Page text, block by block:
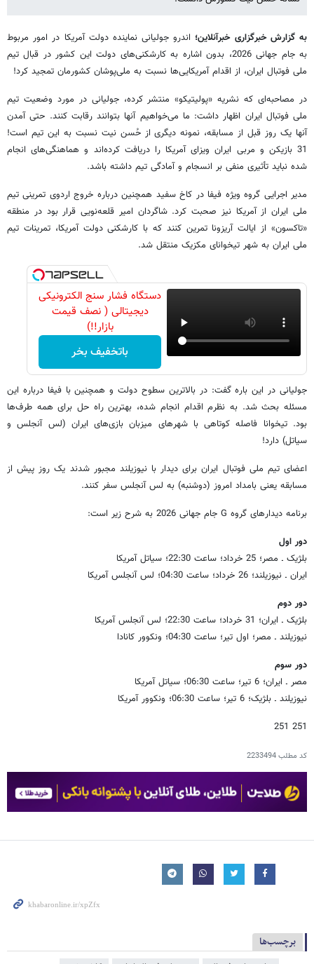
به گزارش خبرگزاری خبرآنلاین؛ اندرو جولیانی نماینده دولت آمریکا در امور مربوط
به جام جهانی 2026، بدون اشاره به کارشکنی‌های دولت این کشور در قبال تیم
ملی فوتبال ایران، از اقدام آمریکایی‌ها نسبت به ملی‌پوشان کشورمان تمجید کرد!
در مصاحبه‌ای که نشریه «پولیتیکو» منتشر کرده، جولیانی در مورد وضعیت تیم
ملی فوتبال ایران اظهار داشت: ما می‌خواهیم آنها بتوانند رقابت کنند. حتی آمدن
آنها یک روز قبل از مسابقه، نمونه دیگری از حُسن نیت نسبت به این تیم است!
31 بازیکن و مربی ایران ویزای آمریکا را دریافت کرده‌اند و هماهنگی‌های انجام
شده نباید تأثیری منفی بر انسجام و آمادگی تیم داشته باشد.
مدیر اجرایی گروه ویژه فیفا در کاخ سفید همچنین درباره خروج اردوی تمرینی تیم
ملی ایران از آمریکا نیز صحبت کرد. شاگردان امیر قلعه‌نویی قرار بود در منطقه
«تاکسون» از ایالت آریزونا تمرین کنند که با کارشکنی دولت آمریکا، تمرینات تیم
ملی ایران به شهر تیخوانای مکزیک منتقل شد.
دستگاه فشار سنج الکترونیکی
دیجیتالی ( نصف قیمت
بازار!!)
باتخفیف بخر
جولیانی در این باره گفت: در بالاترین سطوح دولت و همچنین با فیفا درباره این
مسئله بحث شد. به نظرم اقدام انجام شده، بهترین راه حل برای همه طرف‌ها
بود. تیخوانا فاصله کوتاهی با شهرهای میزبان بازی‌های ایران (لس آنجلس و
سیاتل) دارد!
اعضای تیم ملی فوتبال ایران برای دیدار با نیوزیلند مجبور شدند یک روز پیش از
مسابقه یعنی بامداد امروز (دوشنبه) به لس آنجلس سفر کنند.
برنامه دیدارهای گروه G جام جهانی 2026 به شرح زیر است:
دور اول
بلژیک ـ مصر؛ 25 خرداد؛ ساعت 22:30؛ سیاتل آمریکا
ایران ـ نیوزیلند؛ 26 خرداد؛ ساعت 04:30؛ لس آنجلس آمریکا
دور دوم
بلژیک ـ ایران؛ 31 خرداد؛ ساعت 22:30؛ لس آنجلس آمریکا
نیوزیلند ـ مصر؛ اول تیر؛ ساعت 04:30؛ ونکوور کانادا
دور سوم
مصر ـ ایران؛ 6 تیر؛ ساعت 06:30؛ سیاتل آمریکا
نیوزیلند ـ بلژیک؛ 6 تیر؛ ساعت 06:30؛ ونکوور آمریکا
251 251
کد مطلب2233494
برچسب‌ها